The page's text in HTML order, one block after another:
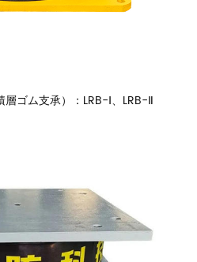
ゴム支承）：LRB-Ⅰ、LRB-Ⅱ